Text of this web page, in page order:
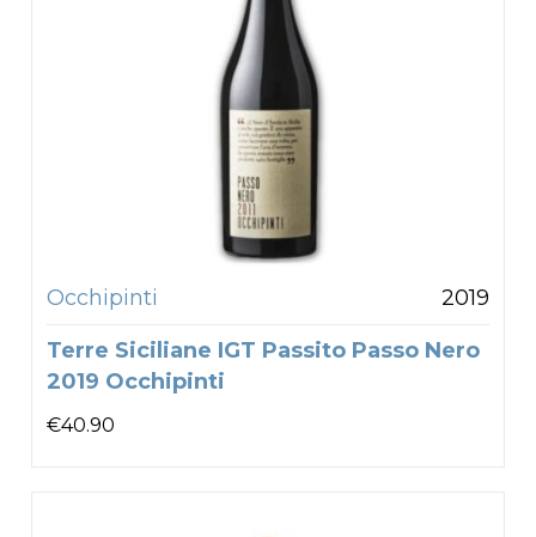
Occhipinti
2019
Terre Siciliane IGT Passito Passo Nero
2019 Occhipinti
€40.90